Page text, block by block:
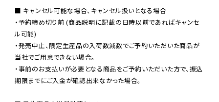
■ キャンセル可能な場合、キャンセル扱いとなる場合
・予約締め切り前 (商品説明に記載の日時以前であればキャンセ
ル可能)
・発売中止、限定生産品の入荷数減数でご予約いただいた商品が
当社でご用意できない場合。
・事前のお支払いが必要となる商品をご予約いただいた方で、振込
期限までにご入金が確認出来なかった場合。